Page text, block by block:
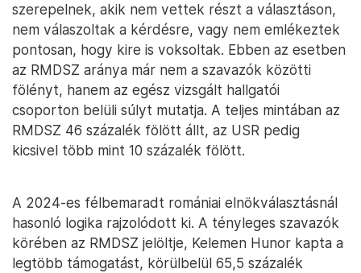
szerepelnek, akik nem vettek részt a választáson,
nem válaszoltak a kérdésre, vagy nem emlékeztek
pontosan, hogy kire is voksoltak. Ebben az esetben
az RMDSZ aránya már nem a szavazók közötti
fölényt, hanem az egész vizsgált hallgatói
csoporton belüli súlyt mutatja. A teljes mintában az
RMDSZ 46 százalék fölött állt, az USR pedig
kicsivel több mint 10 százalék fölött.
A 2024-es félbemaradt romániai elnökválasztásnál
hasonló logika rajzolódott ki. A tényleges szavazók
körében az RMDSZ jelöltje, Kelemen Hunor kapta a
legtöbb támogatást, körülbelül 65,5 százalék